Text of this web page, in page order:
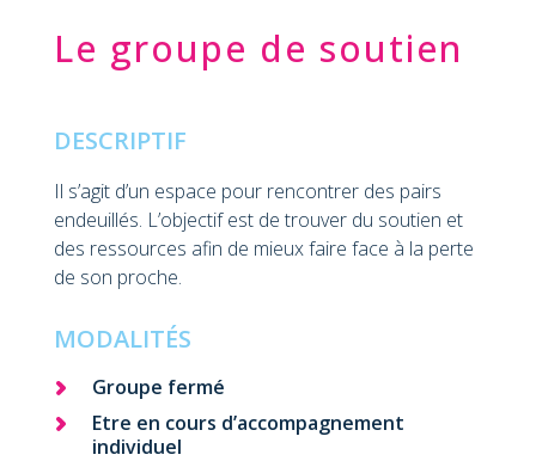
Le groupe de soutien
DESCRIPTIF
Il s’agit d’un espace pour rencontrer des pairs
endeuillés. L’objectif est de trouver du soutien et
des ressources afin de mieux faire face à la perte
de son proche.
MODALITÉS
Groupe fermé
Etre en cours d’accompagnement
individuel